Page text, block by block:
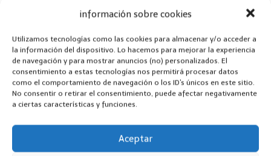
información sobre cookies
Utilizamos tecnologías como las cookies para almacenar y/o acceder a
la información del dispositivo. Lo hacemos para mejorar la experiencia
de navegación y para mostrar anuncios (no) personalizados. El
consentimiento a estas tecnologías nos permitirá procesar datos
como el comportamiento de navegación o los ID's únicos en este sitio.
No consentir o retirar el consentimiento, puede afectar negativamente
a ciertas características y funciones.
Aceptar
Calentar, Nevera
Portatil
Electrica
Vintage, Nevera
Maquillaje
4,6 de 5 estrellas
ver